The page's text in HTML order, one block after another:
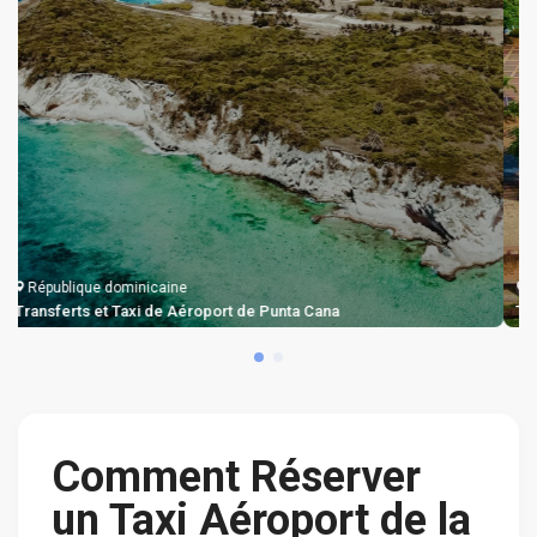
République dominicaine
Transferts et Taxi de Aéroport de Punta Cana
Comment Réserver
un Taxi Aéroport de la